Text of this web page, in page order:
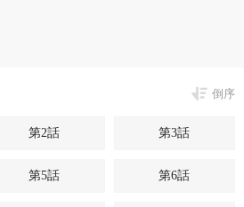
倒序
第2話 第3話
第5話 第6話